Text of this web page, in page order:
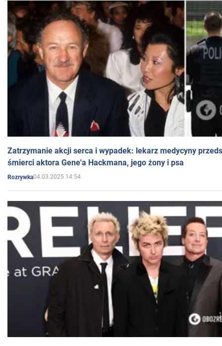
Zatrzymanie akcji serca i wypadek: lekarz medycyny
śmierci aktora Gene'a Hackmana, jego żony i psa
Rozrywka04.03.2025 14:54